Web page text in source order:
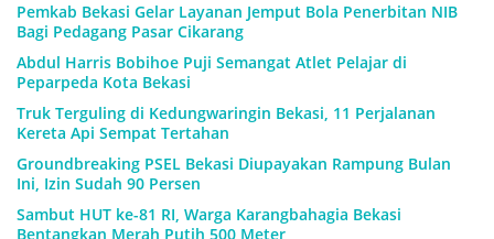
Pemkab Bekasi Gelar Layanan Jemput Bola Penerbitan NIB
Bagi Pedagang Pasar Cikarang
Abdul Harris Bobihoe Puji Semangat Atlet Pelajar di
Peparpeda Kota Bekasi
Truk Terguling di Kedungwaringin Bekasi, 11 Perjalanan
Kereta Api Sempat Tertahan
Groundbreaking PSEL Bekasi Diupayakan Rampung Bulan
Ini, Izin Sudah 90 Persen
Sambut HUT ke-81 RI, Warga Karangbahagia Bekasi
Bentangkan Merah Putih 500 Meter